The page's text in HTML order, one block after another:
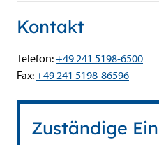
Kontakt
Telefon:+49 241 5198-6500
Fax:+49 241 5198-86596
Zuständige